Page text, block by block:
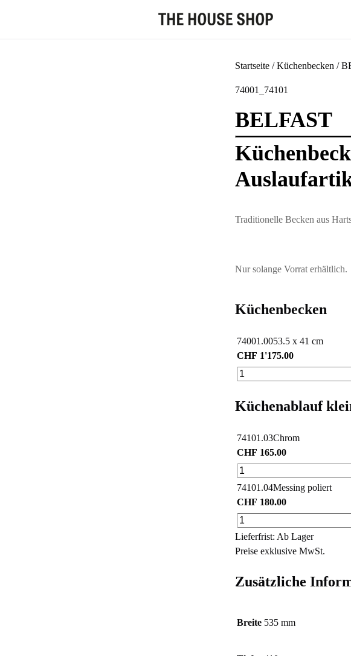
Startseite /Küchenbecken /
74001_74101
BELFAST
Traditionelle Becken aus
Nur solange Vorrat erhältlich.
Küchenbecken
74001.0053.5 x 41 cm
CHF 1'175.00
Küchenablauf
74101.03Chrom
CHF 165.00
74101.04Messing poliert
CHF 180.00
Lieferfrist: Ab Lager
Preise exklusive MwSt.
Zusätzliche
Breite 535 mm